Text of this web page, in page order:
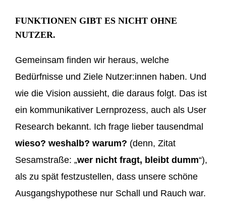
FUNKTIONEN GIBT ES NICHT OHNE
NUTZER.
Gemeinsam finden wir heraus, welche
Bedürfnisse und Ziele Nutzer:innen haben. Und
wie die Vision aussieht, die daraus folgt. Das ist
ein kommunikativer Lernprozess, auch als User
Research bekannt. Ich frage lieber tausendmal
wieso? weshalb? warum? (denn, Zitat
Sesamstraße: „wer nicht fragt, bleibt dumm“),
als zu spät festzustellen, dass unsere schöne
Ausgangshypothese nur Schall und Rauch war.